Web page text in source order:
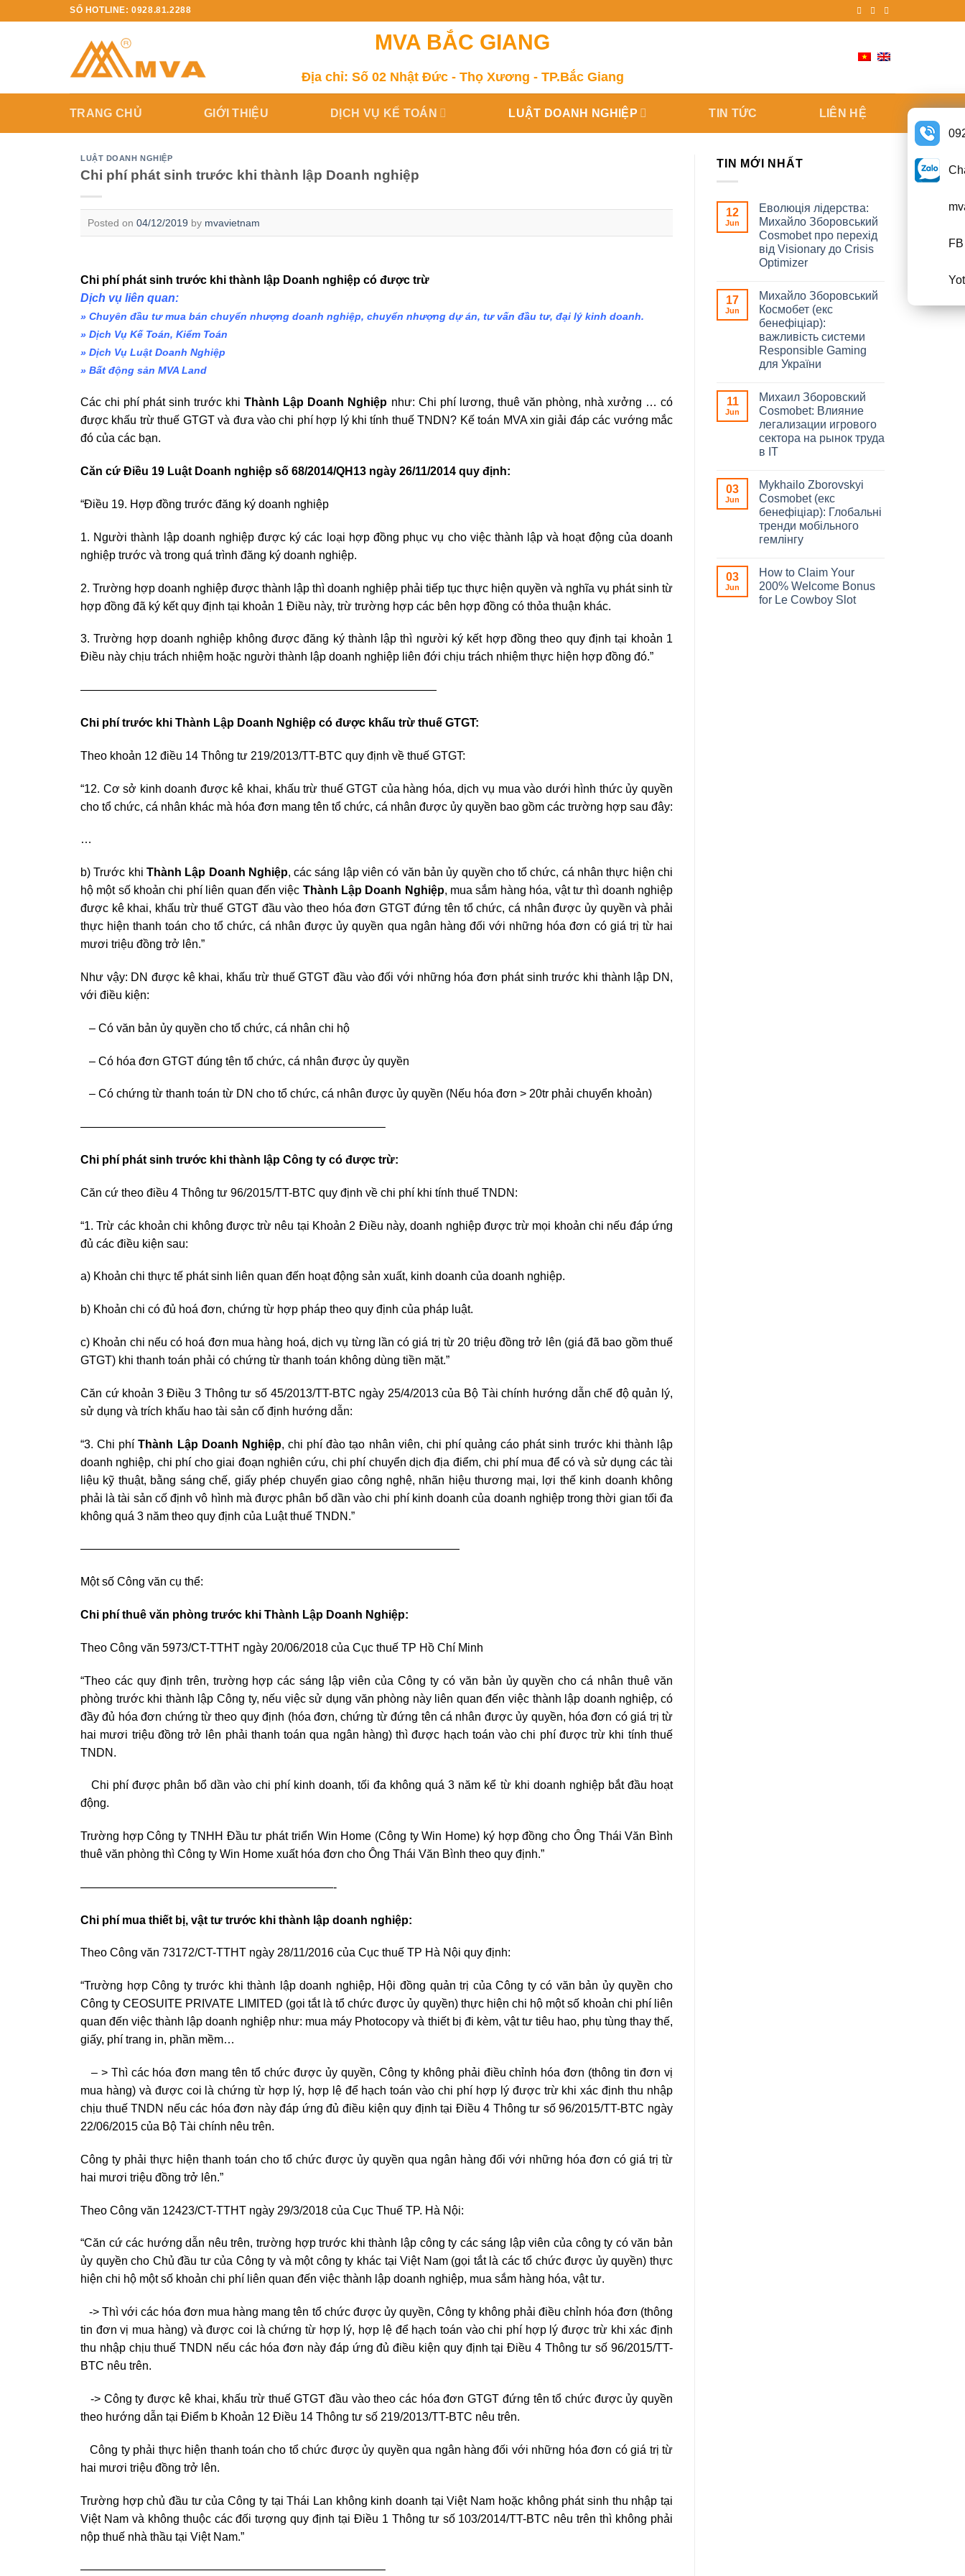
SỐ HOTLINE: 0928.81.2288
MVA BẮC GIANG
Địa chỉ: Số 02 Nhật Đức - Thọ Xương - TP.Bắc Giang
TRANG CHỦ GIỚI THIỆU DỊCH VỤ KẾ TOÁN LUẬT DOANH NGHIỆP TIN TỨC LIÊN HỆ
LUẬT DOANH NGHIỆP
Chi phí phát sinh trước khi thành lập Doanh nghiệp
Posted on 04/12/2019 by mvavietnam
Chi phí phát sinh trước khi thành lập Doanh nghiệp có được trừ
Dịch vụ liên quan:
» Chuyên đầu tư mua bán chuyển nhượng doanh nghiệp, chuyển nhượng dự án, tư vấn đầu tư, đại lý kinh doanh.
» Dịch Vụ Kế Toán, Kiểm Toán
» Dịch Vụ Luật Doanh Nghiệp
» Bất động sản MVA Land
Các chi phí phát sinh trước khiThành Lập Doanh Nghiệp như: Chi phí lương, thuê văn phòng, nhà xưởng … có
được khấu trừ thuế GTGT và đưa vào chi phí hợp lý khi tính thuế TNDN? Kế toán MVA xin giải đáp các vướng mắc
đó của các bạn.
Căn cứ Điều 19 Luật Doanh nghiệp số 68/2014/QH13 ngày 26/11/2014 quy định:
“Điều 19. Hợp đồng trước đăng ký doanh nghiệp
1. Người thành lập doanh nghiệp được ký các loại hợp đồng phục vụ cho việc thành lập và hoạt động của doanh
nghiệp trước và trong quá trình đăng ký doanh nghiệp.
2. Trường hợp doanh nghiệp được thành lập thì doanh nghiệp phải tiếp tục thực hiện quyền và nghĩa vụ phát sinh từ
hợp đồng đã ký kết quy định tại khoản 1 Điều này, trừ trường hợp các bên hợp đồng có thỏa thuận khác.
3. Trường hợp doanh nghiệp không được đăng ký thành lập thì người ký kết hợp đồng theo quy định tại khoản 1
Điều này chịu trách nhiệm hoặc người thành lập doanh nghiệp liên đới chịu trách nhiệm thực hiện hợp đồng đó.”
———————————————————————————————
Chi phí trước khi Thành Lập Doanh Nghiệp có được khấu trừ thuế GTGT:
Theo khoản 12 điều 14 Thông tư 219/2013/TT-BTC quy định về thuế GTGT:
“12. Cơ sở kinh doanh được kê khai, khấu trừ thuế GTGT của hàng hóa, dịch vụ mua vào dưới hình thức ủy quyền
cho tổ chức, cá nhân khác mà hóa đơn mang tên tổ chức, cá nhân được ủy quyền bao gồm các trường hợp sau đây:
…
b) Trước khi Thành Lập Doanh Nghiệp, các sáng lập viên có văn bản ủy quyền cho tổ chức, cá nhân thực hiện chi
hộ một số khoản chi phí liên quan đến việc Thành Lập Doanh Nghiệp, mua sắm hàng hóa, vật tư thì doanh nghiệp
được kê khai, khấu trừ thuế GTGT đầu vào theo hóa đơn GTGT đứng tên tổ chức, cá nhân được ủy quyền và phải
thực hiện thanh toán cho tổ chức, cá nhân được ủy quyền qua ngân hàng đối với những hóa đơn có giá trị từ hai
mươi triệu đồng trở lên.”
Như vậy: DN được kê khai, khấu trừ thuế GTGT đầu vào đối với những hóa đơn phát sinh trước khi thành lập DN,
với điều kiện:
– Có văn bản ủy quyền cho tổ chức, cá nhân chi hộ
– Có hóa đơn GTGT đúng tên tổ chức, cá nhân được ủy quyền
– Có chứng từ thanh toán từ DN cho tổ chức, cá nhân được ủy quyền (Nếu hóa đơn > 20tr phải chuyển khoản)
——————————————————————————–
Chi phí phát sinh trước khi thành lập Công ty có được trừ:
Căn cứ theo điều 4 Thông tư 96/2015/TT-BTC quy định về chi phí khi tính thuế TNDN:
“1. Trừ các khoản chi không được trừ nêu tại Khoản 2 Điều này, doanh nghiệp được trừ mọi khoản chi nếu đáp ứng
đủ các điều kiện sau:
a) Khoản chi thực tế phát sinh liên quan đến hoạt động sản xuất, kinh doanh của doanh nghiệp.
b) Khoản chi có đủ hoá đơn, chứng từ hợp pháp theo quy định của pháp luật.
c) Khoản chi nếu có hoá đơn mua hàng hoá, dịch vụ từng lần có giá trị từ 20 triệu đồng trở lên (giá đã bao gồm thuế
GTGT) khi thanh toán phải có chứng từ thanh toán không dùng tiền mặt.”
Căn cứ khoản 3 Điều 3 Thông tư số 45/2013/TT-BTC ngày 25/4/2013 của Bộ Tài chính hướng dẫn chế độ quản lý,
sử dụng và trích khấu hao tài sản cố định hướng dẫn:
“3. Chi phíThành Lập Doanh Nghiệp, chi phí đào tạo nhân viên, chi phí quảng cáo phát sinh trước khi thành lập
doanh nghiệp, chi phí cho giai đoạn nghiên cứu, chi phí chuyển dịch địa điểm, chi phí mua để có và sử dụng các tài
liệu kỹ thuật, bằng sáng chế, giấy phép chuyển giao công nghệ, nhãn hiệu thương mại, lợi thế kinh doanh không
phải là tài sản cố định vô hình mà được phân bổ dần vào chi phí kinh doanh của doanh nghiệp trong thời gian tối đa
không quá 3 năm theo quy định của Luật thuế TNDN.”
—————————————————————————————————
Một số Công văn cụ thể:
Chi phí thuê văn phòng trước khi Thành Lập Doanh Nghiệp:
Theo Công văn 5973/CT-TTHT ngày 20/06/2018 của Cục thuế TP Hồ Chí Minh
“Theo các quy định trên, trường hợp các sáng lập viên của Công ty có văn bản ủy quyền cho cá nhân thuê văn
phòng trước khi thành lập Công ty, nếu việc sử dụng văn phòng này liên quan đến việc thành lập doanh nghiệp, có
đầy đủ hóa đơn chứng từ theo quy định (hóa đơn, chứng từ đứng tên cá nhân được ủy quyền, hóa đơn có giá trị từ
hai mươi triệu đồng trở lên phải thanh toán qua ngân hàng) thì được hạch toán vào chi phí được trừ khi tính thuế
TNDN.
Chi phí được phân bổ dần vào chi phí kinh doanh, tối đa không quá 3 năm kể từ khi doanh nghiệp bắt đầu hoạt
động.
Trường hợp Công ty TNHH Đầu tư phát triển Win Home (Công ty Win Home) ký hợp đồng cho Ông Thái Văn Bình
thuê văn phòng thì Công ty Win Home xuất hóa đơn cho Ông Thái Văn Bình theo quy định.”
——————————————————————-
Chi phí mua thiết bị, vật tư trước khi thành lập doanh nghiệp:
Theo Công văn 73172/CT-TTHT ngày 28/11/2016 của Cục thuế TP Hà Nội quy định:
“Trường hợp Công ty trước khi thành lập doanh nghiệp, Hội đồng quản trị của Công ty có văn bản ủy quyền cho
Công ty CEOSUITE PRIVATE LIMITED (gọi tắt là tổ chức được ủy quyền) thực hiện chi hộ một số khoản chi phí liên
quan đến việc thành lập doanh nghiệp như: mua máy Photocopy và thiết bị đi kèm, vật tư tiêu hao, phụ tùng thay thế,
giấy, phí trang in, phần mềm…
– > Thì các hóa đơn mang tên tổ chức được ủy quyền, Công ty không phải điều chỉnh hóa đơn (thông tin đơn vị
mua hàng) và được coi là chứng từ hợp lý, hợp lệ để hạch toán vào chi phí hợp lý được trừ khi xác định thu nhập
chịu thuế TNDN nếu các hóa đơn này đáp ứng đủ điều kiện quy định tại Điều 4 Thông tư số 96/2015/TT-BTC ngày
22/06/2015 của Bộ Tài chính nêu trên.
Công ty phải thực hiện thanh toán cho tổ chức được ủy quyền qua ngân hàng đối với những hóa đơn có giá trị từ
hai mươi triệu đồng trở lên.”
Theo Công văn 12423/CT-TTHT ngày 29/3/2018 của Cục Thuế TP. Hà Nội:
“Căn cứ các hướng dẫn nêu trên, trường hợp trước khi thành lập công ty các sáng lập viên của công ty có văn bản
ủy quyền cho Chủ đầu tư của Công ty và một công ty khác tại Việt Nam (gọi tắt là các tổ chức được ủy quyền) thực
hiện chi hộ một số khoản chi phí liên quan đến việc thành lập doanh nghiệp, mua sắm hàng hóa, vật tư.
-> Thì với các hóa đơn mua hàng mang tên tổ chức được ủy quyền, Công ty không phải điều chỉnh hóa đơn (thông
tin đơn vị mua hàng) và được coi là chứng từ hợp lý, hợp lệ để hạch toán vào chi phí hợp lý được trừ khi xác định
thu nhập chịu thuế TNDN nếu các hóa đơn này đáp ứng đủ điều kiện quy định tại Điều 4 Thông tư số 96/2015/TT-
BTC nêu trên.
-> Công ty được kê khai, khấu trừ thuế GTGT đầu vào theo các hóa đơn GTGT đứng tên tổ chức được ủy quyền
theo hướng dẫn tại Điểm b Khoản 12 Điều 14 Thông tư số 219/2013/TT-BTC nêu trên.
Công ty phải thực hiện thanh toán cho tổ chức được ủy quyền qua ngân hàng đối với những hóa đơn có giá trị từ
hai mươi triệu đồng trở lên.
Trường hợp chủ đầu tư của Công ty tại Thái Lan không kinh doanh tại Việt Nam hoặc không phát sinh thu nhập tại
Việt Nam và không thuộc các đối tượng quy định tại Điều 1 Thông tư số 103/2014/TT-BTC nêu trên thì không phải
nộp thuế nhà thầu tại Việt Nam.”
——————————————————————————–
TIN MỚI NHẤT
12
Jun
Еволюція лідерства:
Михайло Зборовський
Cosmobet про перехід
від Visionary до Crisis
Optimizer
17
Jun
Михайло Зборовський
Космобет (екс
бенефіціар):
важливість системи
Responsible Gaming
для України
11
Jun
Михаил Зборовский
Cosmobet: Влияние
легализации игрового
сектора на рынок труда
в IT
03
Jun
Mykhailo Zborovskyi
Cosmobet (екс
бенефіціар): Глобальні
тренди мобільного
гемлінгу
03
Jun
How to Claim Your
200% Welcome Bonus
for Le Cowboy Slot